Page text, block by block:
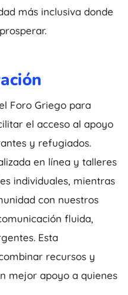
más inclusiva donde
Foro Griego para
el acceso al apoyo
y refugiados.
en línea y talleres
individuales, mientras
con nuestros
fluida,
Esta
recursos y
mejor apoyo a quienes